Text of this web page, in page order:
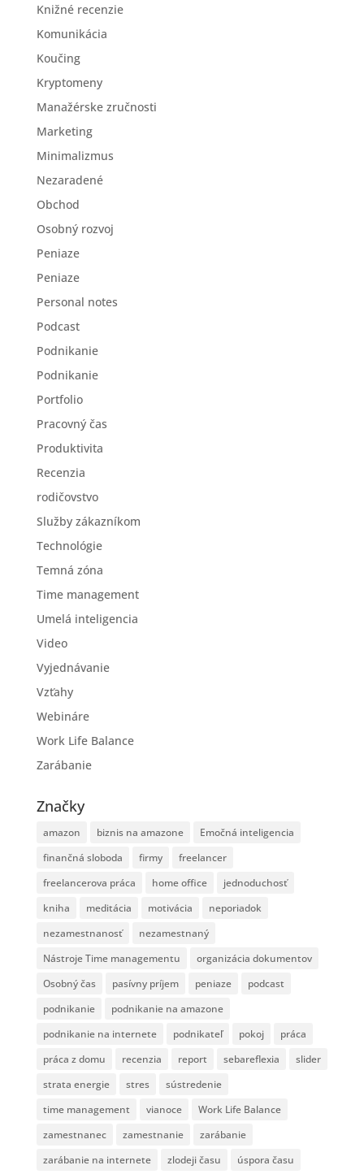
Knižné recenzie
Komunikácia
Koučing
Kryptomeny
Manažérske zručnosti
Marketing
Minimalizmus
Nezaradené
Obchod
Osobný rozvoj
Peniaze
Peniaze
Personal notes
Podcast
Podnikanie
Podnikanie
Portfolio
Pracovný čas
Produktivita
Recenzia
rodičovstvo
Služby zákazníkom
Technológie
Temná zóna
Time management
Umelá inteligencia
Video
Vyjednávanie
Vzťahy
Webináre
Work Life Balance
Zarábanie
Značky
amazon biznis na amazone
Emočná inteligencia
finančná sloboda
firmy
freelancer
freelancerova práca
home office
jednoduchosť
kniha
meditácia motivácia
neporiadok
nezamestnanosť
nezamestnaný
Nástroje Time managementu
organizácia dokumentov
Osobný čas
pasívny príjem peniaze
podcast
podnikanie
podnikanie na amazone
podnikanie na internete
podnikateľ pokoj
práca
práca z domu
recenzia report sebareflexia
slider
strata energie
stres
sústredenie
time management
vianoce
Work Life Balance
zamestnanec
zamestnanie
zarábanie
zarábanie na internete
zlodeji času
úspora času